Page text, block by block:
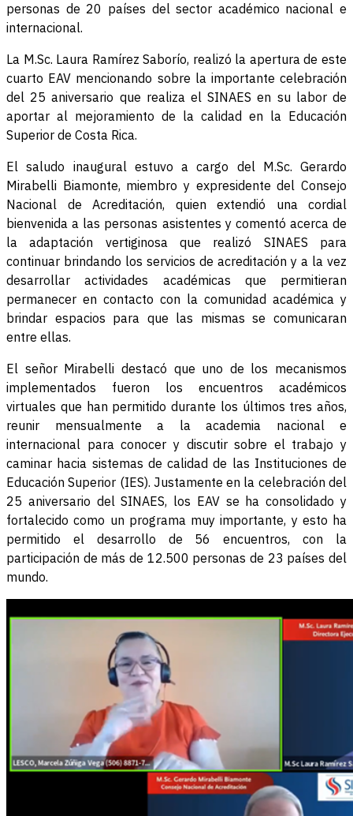
personas de 20 países del sector académico nacional e
internacional.
La M.Sc. Laura Ramírez Saborío, realizó la apertura de este
cuarto EAV mencionando sobre la importante celebración
del 25 aniversario que realiza el SINAES en su labor de
aportar al mejoramiento de la calidad en la Educación
Superior de Costa Rica.
El saludo inaugural estuvo a cargo del M.Sc. Gerardo
Mirabelli Biamonte, miembro y expresidente del Consejo
Nacional de Acreditación, quien extendió una cordial
bienvenida a las personas asistentes y comentó acerca de
la adaptación vertiginosa que realizó SINAES para
continuar brindando los servicios de acreditación y a la vez
desarrollar actividades académicas que permitieran
permanecer en contacto con la comunidad académica y
brindar espacios para que las mismas se comunicaran
entre ellas.
El señor Mirabelli destacó que uno de los mecanismos
implementados fueron los encuentros académicos
virtuales que han permitido durante los últimos tres años,
reunir mensualmente a la academia nacional e
internacional para conocer y discutir sobre el trabajo y
caminar hacia sistemas de calidad de las Instituciones de
Educación Superior (IES). Justamente en la celebración del
25 aniversario del SINAES, los EAV se ha consolidado y
fortalecido como un programa muy importante, y esto ha
permitido el desarrollo de 56 encuentros, con la
participación de más de 12.500 personas de 23 países del
mundo.